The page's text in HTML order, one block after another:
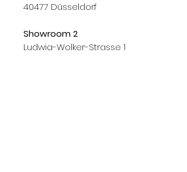
40477 Düsseldorf
Showroom 2
Ludwig-Wolker-Strasse 1